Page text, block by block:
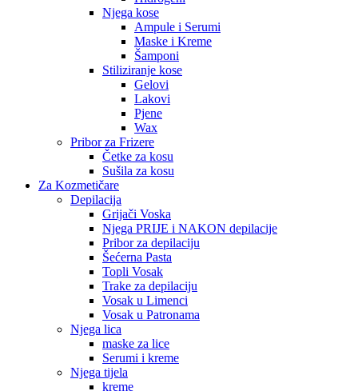
Njega kose
Ampule i Serumi
Maske i Kreme
Šamponi
Stiliziranje kose
Gelovi
Lakovi
Pjene
Wax
Pribor za Frizere
Četke za kosu
Sušila za kosu
Za Kozmetičare
Depilacija
Grijači Voska
Njega PRIJE i NAKON depilacije
Pribor za depilaciju
Šećerna Pasta
Topli Vosak
Trake za depilaciju
Vosak u Limenci
Vosak u Patronama
Njega lica
maske za lice
Serumi i kreme
Njega tijela
kreme